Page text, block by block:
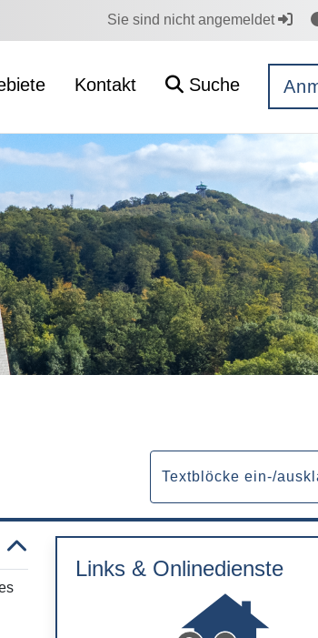
Sie sind nicht angemeldet
Kontakt Suche
Textblöcke ein-/
Links & Onlinedienste